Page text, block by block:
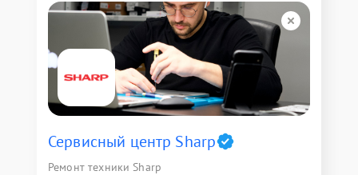
Сервисный центр Sharp
Ремонт техники Sharp